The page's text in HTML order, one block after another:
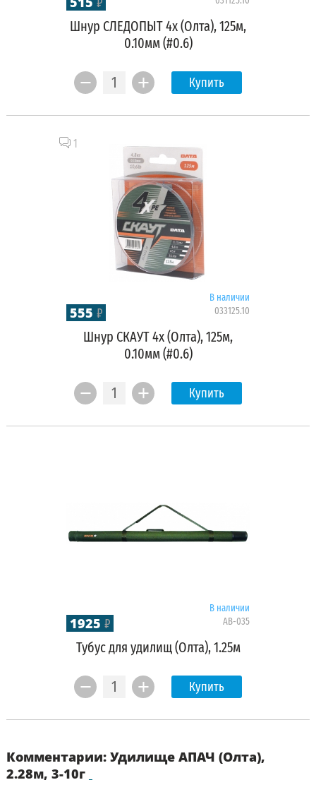
Шнур СЛЕДОПЫТ 4х (Олта), 125м,
0.10мм (#0.6)
Купить
1
555 ₽
В наличии
033125.10
Шнур СКАУТ 4х (Олта), 125м,
0.10мм (#0.6)
Купить
1925 ₽
В наличии
AB-035
Тубус для удилищ (Олта), 1.25м
Купить
Комментарии: Удилище АПАЧ (Олта),
2.28м, 3-10г